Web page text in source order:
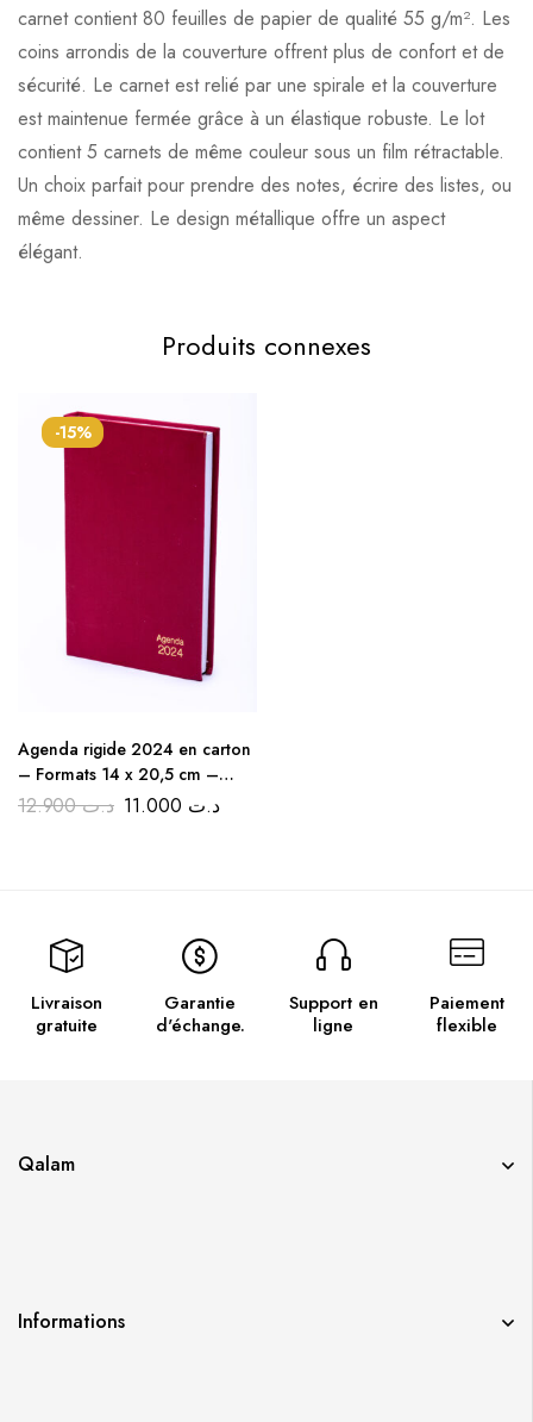
carnet contient 80 feuilles de papier de qualité 55 g/m². Les
coins arrondis de la couverture offrent plus de confort et de
sécurité. Le carnet est relié par une spirale et la couverture
est maintenue fermée grâce à un élastique robuste. Le lot
contient 5 carnets de même couleur sous un film rétractable.
Un choix parfait pour prendre des notes, écrire des listes, ou
même dessiner. Le design métallique offre un aspect
élégant.
Produits connexes
-15%
Agenda rigide 2024 en carton
– Formats 14 x 20,5 cm –
Choix de couleurs – Papeterie
د.ت12.900 د.ت
Livraison
gratuite
Garantie
d'échange.
Support en
ligne
Paiement
flexible
Qalam
Informations